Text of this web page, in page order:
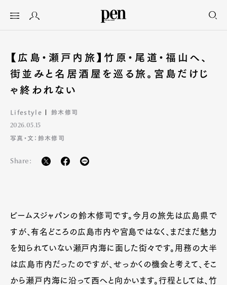
【広島・瀬戸内旅】竹原・尾道・福山へ、
街並みと名居酒屋を巡る旅。宮島だけじ
ゃ終われない
Lifestyle 鈴木修司
2026.05.15
写真・文：鈴木修司
Share:
ビームスジャパンの鈴木修司です。今月の旅先は広島県で
すが、有名どころの広島市内や宮島ではなく、まだまだ魅力
を知られていない瀬戸内海に面した街々です。用務の大半
は広島市内だったのですが、せっかくの機会と考えて、そこ
から瀬戸内海に沿って西へと向かいます。行程としては、竹